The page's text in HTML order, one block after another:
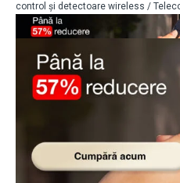
control și detectoare wireless /